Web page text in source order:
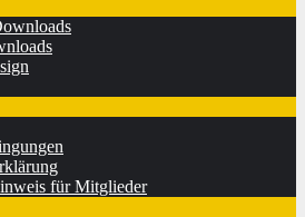
für Mitglieder